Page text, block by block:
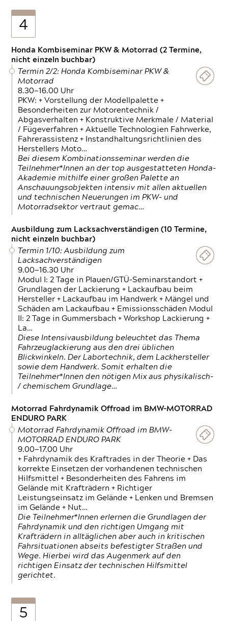
4
Honda Kombiseminar PKW & Motorrad (2 Termine,
nicht einzeln buchbar)
Termin 2/2: Honda Kombiseminar PKW &
Motorrad
8.30—16.00 Uhr
PKW: + Vorstellung der Modellpalette +
Besonderheiten zur Motorentechnik /
Abgasverhalten + Konstruktive Merkmale / Material
/ Fügeverfahren + Aktuelle Technologien Fahrwerke,
Fahrerassistenz + Instandhaltungsrichtlinien des
Herstellers Moto…
Bei diesem Kombinationsseminar werden die
Teilnehmer*Innen an der top ausgestatteten Honda-
Akademie mithilfe einer großen Palette an
Anschauungsobjekten intensiv mit allen aktuellen
und technischen Neuerungen im PKW- und
Motorradsektor vertraut gemac…
Ausbildung zum Lacksachverständigen (10 Termine,
nicht einzeln buchbar)
Termin 1/10: Ausbildung zum
Lacksachverständigen
9.00—16.30 Uhr
Modul I: 2 Tage in Plauen/GTÜ-Seminarstandort +
Grundlagen der Lackierung + Lackaufbau beim
Hersteller + Lackaufbau im Handwerk + Mängel und
Schäden am Lackaufbau + Emissionsschäden Modul
II: 2 Tage in Gummersbach + Workshop Lackierung +
La…
Diese Intensivausbildung beleuchtet das Thema
Fahrzeuglackierung aus den drei üblichen
Blickwinkeln. Der Labortechnik, dem Lackhersteller
sowie dem Handwerk. Somit erhalten die
Teilnehmer*Innen den nötigen Mix aus physikalisch-
/ chemischem Grundlage…
Motorrad Fahrdynamik Offroad im BMW-MOTORRAD
ENDURO PARK
Motorrad Fahrdynamik Offroad im BMW-
MOTORRAD ENDURO PARK
9.00—17.00 Uhr
+ Fahrdynamik des Kraftrades in der Theorie + Das
korrekte Einsetzen der vorhandenen technischen
Hilfsmittel + Besonderheiten des Fahrens im
Gelände mit Krafträdern + Richtiger
Leistungseinsatz im Gelände + Lenken und Bremsen
im Gelände + Nut…
Die Teilnehmer*Innen erlernen die Grundlagen der
Fahrdynamik und den richtigen Umgang mit
Krafträdern in alltäglichen aber auch in kritischen
Fahrsituationen abseits befestigter Straßen und
Wege. Hierbei wird das Augenmerk auf den
richtigen Einsatz der technischen Hilfsmittel
gerichtet.
5